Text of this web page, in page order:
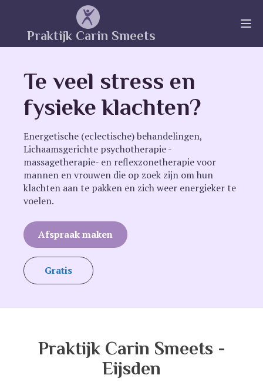
Praktijk Carin Smeets
Te veel stress en
fysieke klachten?
Energetische (eclectische) behandelingen,
Lichaamsgerichte psychotherapie -
massagetherapie- en reflexzonetherapie voor
mannen en vrouwen die op zoek zijn om hun
klachten aan te pakken en zich weer energieker te
voelen.
Afspraak maken
Gratis
Praktijk Carin Smeets -
Eijsden